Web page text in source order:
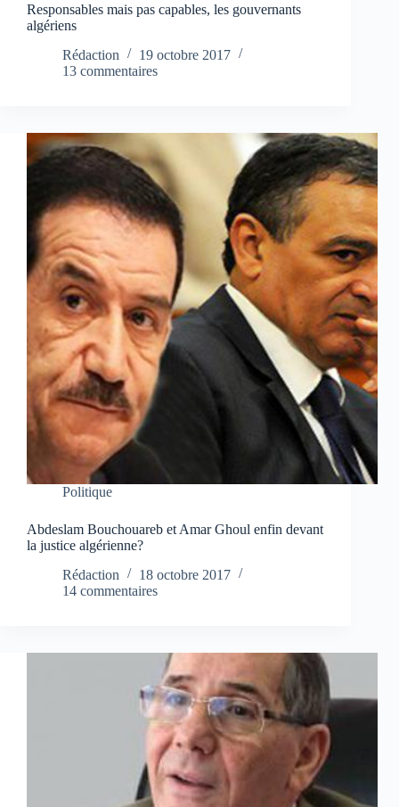
Responsables mais pas capables, les gouvernants
algériens
Rédaction
19 octobre 2017
13 commentaires
Politique
Abdeslam Bouchouareb et Amar Ghoul enfin devant
la justice algérienne?
Rédaction
18 octobre 2017
14 commentaires